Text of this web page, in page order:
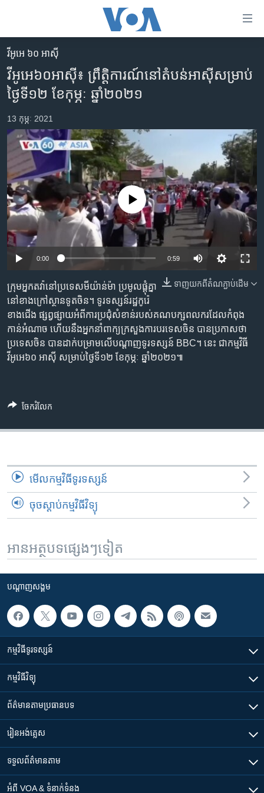
គេហទំព័រ​
ទាក់ទង
រំលង​
និង​
ទៅ​​
ទំព័រ​
ព័ត៌មាន​​
ម្តង
រំលង​
និង​
ចូល​
ទៅ​
រចនា
រំលង​
កាន់​
ទំព័រ​
កម្ពុជា
អន្តរជាតិ
អាមេរិក
ចិន
ហេឡូវីអូអេ
កម្ពុជាច្នៃប្រតិដ្ឋ
ព្រឹត្តិការណ៍ព័ត៌មាន
ទូរទស្សន៍ / វីដេអូ​
វិទ្យុ / ផតខាសថ៍
កម្មវិធីទាំងអស់
Khmer English
បណ្តាញ​សង្គម
វីអូអេ ៦០ អាស៊ី
វីអូអេ៦០អាស៊ី៖ ព្រឹត្តិការណ៍​នៅ​តំបន់​អាស៊ី​សម្រាប់​
ថ្ងៃទី១២ ខែកុម្ភៈ ឆ្នាំ២០២១
13 កុម្ភៈ 2021
No media source currently available
0:00 0:59
ទាញ​យក​ពី​តំណភ្ជាប់​ដើម
ក្រុមអ្នកតវ៉ា​នៅ​ប្រទេស​មីយ៉ាន់ម៉ា ប្រមូលផ្តុំគ្នា​
នៅ​ខាងក្រៅ​ស្ថានទូត​ចិន។ ទូរទស្សន៍​រដ្ឋកូរ៉េ​
ខាងជើង ផ្សព្វផ្សាយ​អំពី​ការប្រជុំ​សំខាន់​របស់​គណបក្ស​ពលករ​ដែល​កំពុង​
កាន់អំណាច ហើយនឹង​អ្នកនាំពាក្យ​ក្រសួង​ការបរទេស​ចិន បាន​ប្រកាស​ថា
ប្រទេស​ចិន បាន​ដាក់បម្រាម​លើ​បណ្តាញ​ទូរទស្សន៍ BBC។ នេះ ជា​កម្មវិធី​
វីអូអេ​៦០ អាស៊ី សម្រាប់​ថ្ងៃទី១២ ខែកុម្ភៈ ឆ្នាំ២០២១៕
ចែករំលែក
មើល​កម្មវិធី​ទូរទស្សន៍
ចុចស្តាប់កម្មវិធីវិទ្យុ
អានអត្ថបទផ្សេងៗទៀត
បណ្តាញ​សង្គម
កម្មវិធី​ទូរទស្សន៍
កម្មវិធី​វិទ្យុ
ព័ត៌មាន​តាមប្រធានបទ​
រៀន​​អង់គ្លេស
ទទួល​ព័ត៌មាន​តាម
អំពី​ VOA & ទំនាក់ទំនង